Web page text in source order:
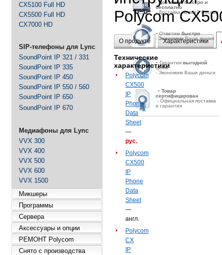
CX5100 Full HD
CX5500 Full HD
CX7000 HD
SIP-телефоны для Lync
SoundPoint IP 321 / 331
SoundPoint IP 335
SoundPoint IP 450
SoundPoint IP 550 / 560
SoundPoint IP 650
SoundPoint IP 670
Медиафоны для Lync
VVX 300
VVX 400
VVX 500
VVX 600
VVX 1500
Микшеры
Программы
Сервера
Аксессуары и опции
РЕМОНТ Polycom
Снято с производства
-Доставим быстро и
бесплатно
- Доставка по всей России
-Ответимбыстро
- Экономим Ваше время
- Гарантия выгодной
цены
- Экономим Ваши деньги
- Товар
сертифицирован
- Официальная поставка
и гарантия
Polycom
О продукте Характеристики
Технические
характеристики
Polycom
CX500
IP
Phone
Data
Sheet
—
рус.
Polycom
CX500
IP
Phone
Data
Sheet
—
англ.
Polycom
CX
IP